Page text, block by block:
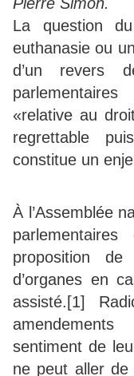
La question
euthanasie ou
d’un revers
«relative au
regrettable
constitue un
À l’Assemblée
proposition
d’organes en
assisté.[1]
sentiment de
ne peut aller